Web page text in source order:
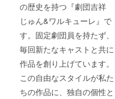
の歴史を持つ『劇団吉祥
じゅん&ワルキューレ』で
す。固定劇団員を持たず、
毎回新たなキャストと共に
作品を創り上げています。
この自由なスタイルが私た
ちの作品に、独自の個性と